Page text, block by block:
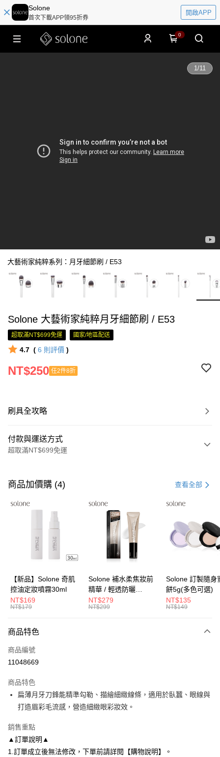
Solone
首次下載APP領95折券
開啟APP
0
1/11
大藝術家純粹系列：月牙細節刷 / E53
Solone 大藝術家純粹月牙細節刷 / E53
超取滿NT$699免運 國家/地區配送
4.7 ( 6 則評價 )
NT$250 任2件8折
刷具全攻略
付款與運送方式
超取滿NT$699免運
信用卡一次付款
超商取貨付款
Apple Pay
悠遊付
Google Pay
全盈+PAY
大哥付你分期
【大哥付你分期使用說明】
1.本服務由台灣大哥大提供，台灣大哥大用戶可立即使用無須另外申請。
流程，驗證手機門號後，選擇欲分期的期數、繳款截止日，確認付款後即完
成交易。
3.實際核准額度、可分期數及費用金額請依後續交易確認頁面所載為準。
4.訂單成立30分鐘內，如未前往確認交易或遇審核未通過，訂單將自動取
法說明評估內容。
【繳款方式說明】
1.分期款項不併入電信帳單，「大哥付你分期」於每月結算日後寄送繳費提
醒簡訊。
AFTEE先享後付
【關於「AFTEE先享後付」】
AFTEE先享後付是「在收到商品之後才付款」的支付方式。 讓您購物簡單
便利好安心！
１．簡單：不需註冊會員、不需綁卡、不需儲值。
３．安心：先確認商品／服務後，再付款。
【「AFTEE先享後付」結帳流程】
１．於結帳方式選擇「AFTEE先享後付」後，將跳轉至「AFTEE先享後付」
ATM付款
全家付款取貨
每筆NT$80，滿NT$699(含以上)免運費
商品加價購 (4) 查看全部
【新品】Solone 奇肌
控油定妝噴霧30ml
NT$169
NT$179
Solone 補水柔焦妝前
精華 / 輕透防曬
SPF40★★★★(30ml)
NT$279
NT$299
Solone 訂製隨身
餅5g(多色可選)
NT$135
NT$149
商品特色
商品編號
11048669
商品特色
扁薄月牙刀鋒能精準勾勒、描繪細緻線條，適用於臥蠶、眼線與
打造眉彩毛流感，營造細緻眼彩妝效。
銷售重點
▲訂單說明▲
1.訂單成立後無法修改，下單前請詳閱【購物說明】。